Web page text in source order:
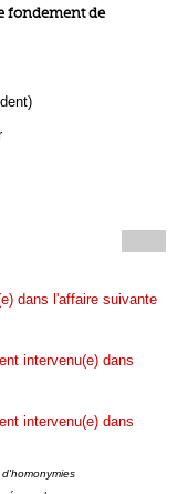
fondement de
dans l'affaire suivante
intervenu(e) dans
intervenu(e) dans